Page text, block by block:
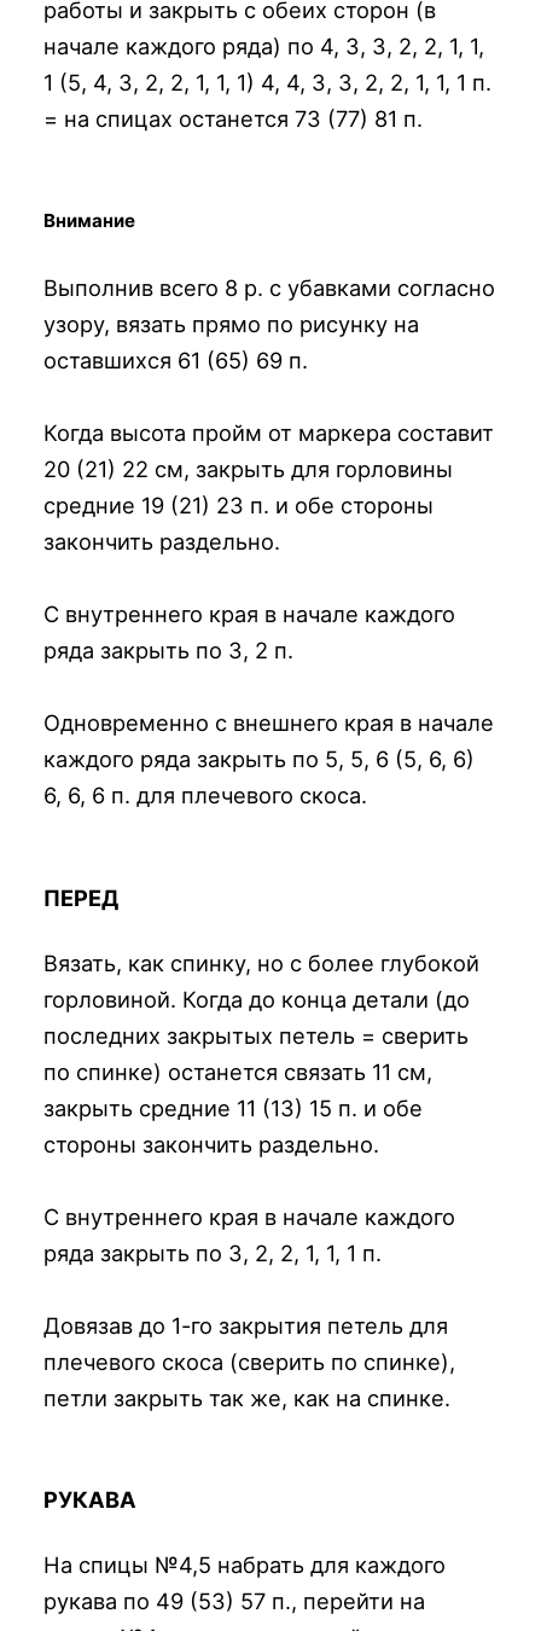
работы и закрыть с обеих сторон (в
начале каждого ряда) по 4, 3, 3, 2, 2, 1, 1,
1 (5, 4, 3, 2, 2, 1, 1, 1) 4, 4, 3, 3, 2, 2, 1, 1, 1 п.
= на спицах останется 73 (77) 81 п.
Внимание
Выполнив всего 8 р. с убавками согласно
узору, вязать прямо по рисунку на
оставшихся 61 (65) 69 п.
Когда высота пройм от маркера составит
20 (21) 22 см, закрыть для горловины
средние 19 (21) 23 п. и обе стороны
закончить раздельно.
С внутреннего края в начале каждого
ряда закрыть по 3, 2 п.
Одновременно с внешнего края в начале
каждого ряда закрыть по 5, 5, 6 (5, 6, 6)
6, 6, 6 п. для плечевого скоса.
ПЕРЕД
Вязать, как спинку, но с более глубокой
горловиной. Когда до конца детали (до
последних закрытых петель = сверить
по спинке) останется связать 11 см,
закрыть средние 11 (13) 15 п. и обе
стороны закончить раздельно.
С внутреннего края в начале каждого
ряда закрыть по 3, 2, 2, 1, 1, 1 п.
Довязав до 1-го закрытия петель для
плечевого скоса (сверить по спинке),
петли закрыть так же, как на спинке.
РУКАВА
На спицы №4,5 набрать для каждого
рукава по 49 (53) 57 п., перейти на